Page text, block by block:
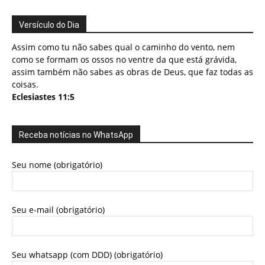
Versículo do Dia
Assim como tu não sabes qual o caminho do vento, nem
como se formam os ossos no ventre da que está grávida,
assim também não sabes as obras de Deus, que faz todas as
coisas.
Eclesiastes 11:5
Receba notícias no WhatsApp
Seu nome (obrigatório)
Seu e-mail (obrigatório)
Seu whatsapp (com DDD) (obrigatório)